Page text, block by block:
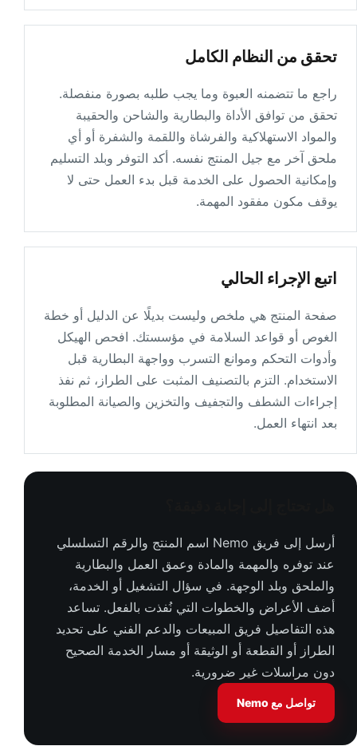
Directions
5-11-19 Nishinakajima
Yodogawa-Ku Osaka 532-0011
Japan
Directions
WARISAN PERKASA SERVICES
No.22 Jalan Pinggiran Putra 5/28 Desa
Pinggiran Putra, RKT Limau Manis
Malaysia
Directions
WILL M&M Services Pte Ltd
Singapore 530555
MEI DE ENGINEERING PTE LTD
7030 Ang Mo Kio Ave 5
NORTHSTART #05-24
Singapore 563880
Singapore
Directions
تحقق من النظام الكامل
راجع ما تتضمنه العبوة وما يجب طلبه بصورة منفصلة.
تحقق من توافق الأداة والبطارية والشاحن والحقيبة
والمواد الاستهلاكية والفرشاة واللقمة والشفرة أو أي
ملحق آخر مع جيل المنتج نفسه. أكد التوفر وبلد التسليم
وإمكانية الحصول على الخدمة قبل بدء العمل حتى لا
يوقف مكون مفقود المهمة.
اتبع الإجراء الحالي
صفحة المنتج هي ملخص وليست بديلًا عن الدليل أو خطة
الغوص أو قواعد السلامة في مؤسستك. افحص الهيكل
وأدوات التحكم وموانع التسرب وواجهة البطارية قبل
الاستخدام. التزم بالتصنيف المثبت على الطراز، ثم نفذ
إجراءات الشطف والتجفيف والتخزين والصيانة المطلوبة
بعد انتهاء العمل.
أرسل إلى فريق Nemo اسم المنتج والرقم التسلسلي
عند توفره والمهمة والمادة وعمق العمل والبطارية
والملحق وبلد الوجهة. في سؤال التشغيل أو الخدمة،
أضف الأعراض والخطوات التي نُفذت بالفعل. تساعد
هذه التفاصيل فريق المبيعات والدعم الفني على تحديد
الطراز أو القطعة أو الوثيقة أو مسار الخدمة الصحيح
دون مراسلات غير ضرورية.
تواصل مع Nemo